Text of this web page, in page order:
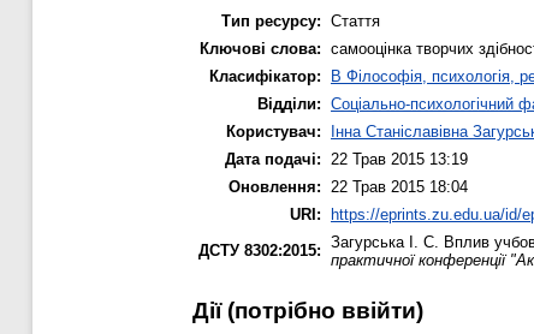
Тип ресурсу: Стаття
Ключові слова: самооцінка творчих
Класифікатор:
B Філософія, психологія,
Відділи: Соціально-психологічний
Користувач:
Інна Станіславівна
Дата подачі:
22 Трав 2015 13:19
Оновлення:
22 Трав 2015 18:04
URI: https://eprints.zu.edu.ua/id/
ДСТУ 8302:2015: Загурська І. С. Вплив
практичної конференції
Дії ​​(потрібно ввійти)